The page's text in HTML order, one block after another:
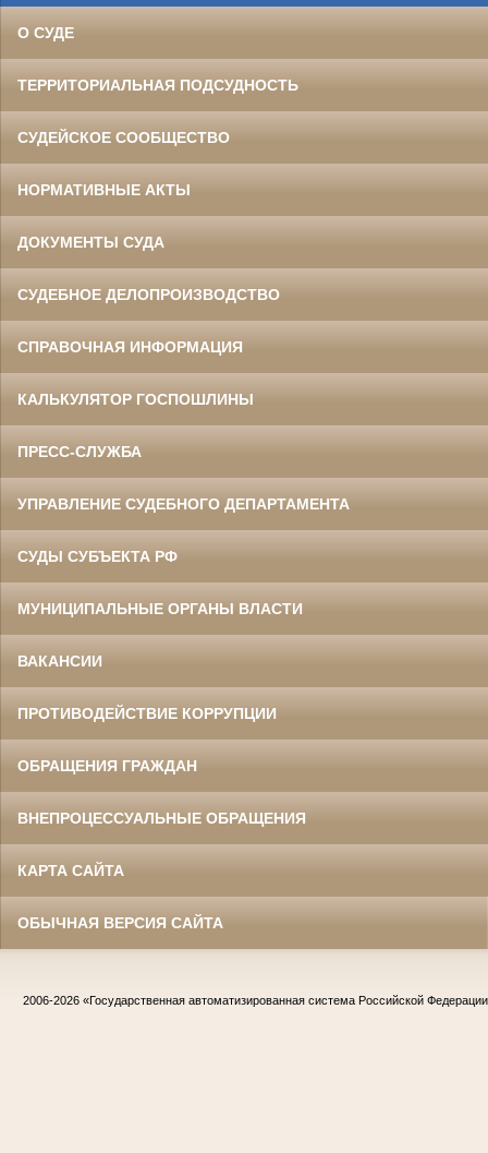
О СУДЕ
ТЕРРИТОРИАЛЬНАЯ ПОДСУДНОСТЬ
СУДЕЙСКОЕ СООБЩЕСТВО
НОРМАТИВНЫЕ АКТЫ
ДОКУМЕНТЫ СУДА
СУДЕБНОЕ ДЕЛОПРОИЗВОДСТВО
СПРАВОЧНАЯ ИНФОРМАЦИЯ
КАЛЬКУЛЯТОР ГОСПОШЛИНЫ
ПРЕСС-СЛУЖБА
УПРАВЛЕНИЕ СУДЕБНОГО ДЕПАРТАМЕНТА
СУДЫ СУБЪЕКТА РФ
МУНИЦИПАЛЬНЫЕ ОРГАНЫ ВЛАСТИ
ВАКАНСИИ
ПРОТИВОДЕЙСТВИЕ КОРРУПЦИИ
ОБРАЩЕНИЯ ГРАЖДАН
ВНЕПРОЦЕССУАЛЬНЫЕ ОБРАЩЕНИЯ
КАРТА САЙТА
ОБЫЧНАЯ ВЕРСИЯ САЙТА
2006-2026 «Государственная автоматизированная система Российской